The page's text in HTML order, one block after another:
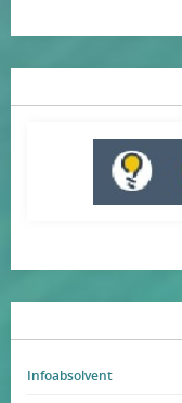
Infoabsolvent